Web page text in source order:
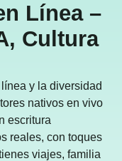
Línea –
Cultura
y la diversidad
nativos en vivo
escritura
reales, con toques
viajes, familia